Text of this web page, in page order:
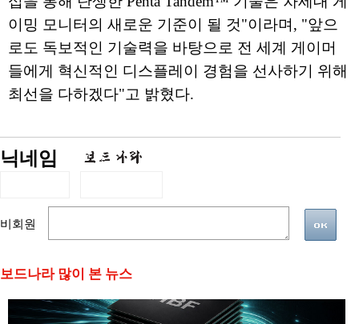
이밍 모니터의 새로운 기준이 될 것"이라며, "앞으
로도 독보적인 기술력을 바탕으로 전 세계 게이머
들에게 혁신적인 디스플레이 경험을 선사하기 위해
최선을 다하겠다"고 밝혔다.
닉네임
비회원
보드나라 많이 본 뉴스